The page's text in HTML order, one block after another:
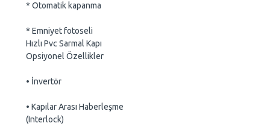
* Otomatik kapanma
* Emniyet fotoseli
Hızlı Pvc Sarmal Kapı
Opsiyonel Özellikler
• İnvertör
• Kapılar Arası Haberleşme
(Interlock)